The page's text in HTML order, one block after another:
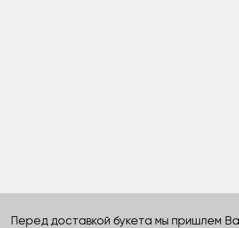
Перед доставкой букета мы пришлем